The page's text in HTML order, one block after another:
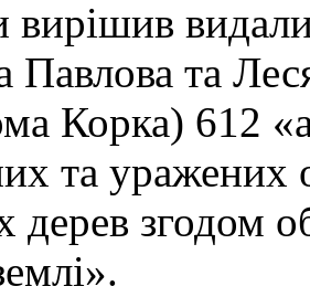
вирішив
Павлова та
Корка) 612
та
дерев згодом